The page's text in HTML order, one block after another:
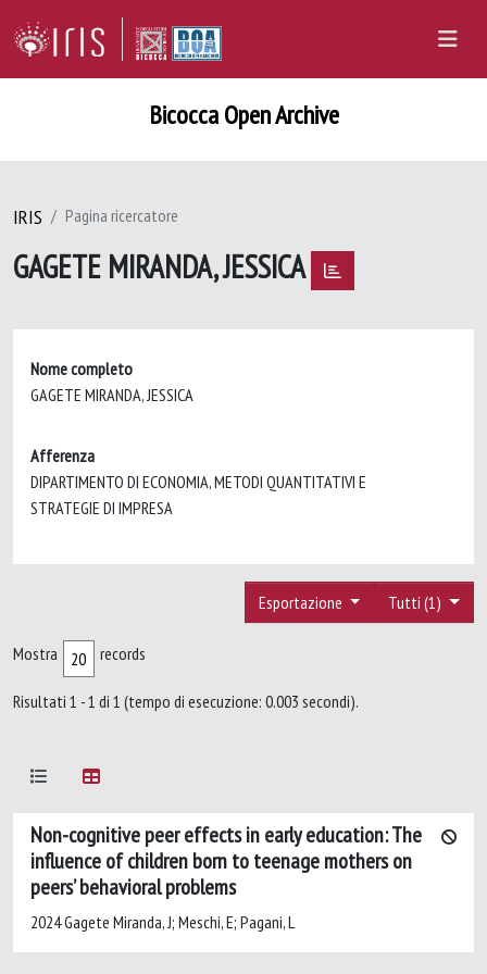
Bicocca Open Archive
IRIS Pagina ricercatore
GAGETE MIRANDA, JESSICA
Nome completo
GAGETE MIRANDA, JESSICA
Afferenza
DIPARTIMENTO DI ECONOMIA, METODI QUANTITATIVI E
STRATEGIE DI IMPRESA
Tutti (1)
Esportazione
Mostra records
Risultati 1 - 1 di 1 (tempo di esecuzione: 0.003 secondi).
Non-cognitive peer effects in early education: The
influence of children born to teenage mothers on
peers’ behavioral problems
2024 Gagete Miranda, J; Meschi, E; Pagani, L